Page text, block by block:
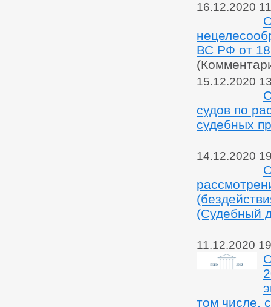
16.12.2020
ВС РФ от
15.12.2020
судов по
судебных
14.12.2020
(Судебный
11.12.2020
том числе,